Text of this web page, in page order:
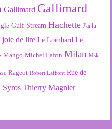
Gallimard Gallimard
Gulf Stream Hachette J'ai lu
joie de lire Le Lombard Le
Mango Michel Lafon Milan Msk
Rageot Robert Laffont Rue de
Syros Thierry Magnier